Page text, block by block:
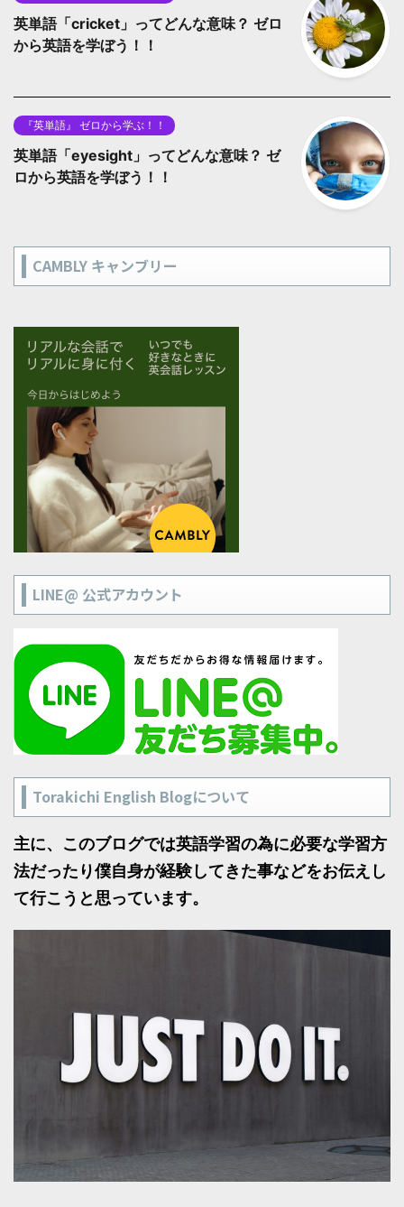
英単語「cricket」ってどんな意味？ ゼロ
から英語を学ぼう！！
『英単語』 ゼロから学ぶ！！
英単語「eyesight」ってどんな意味？ ゼ
ロから英語を学ぼう！！
CAMBLY キャンブリー
LINE@ 公式アカウント
Torakichi English Blogについて
主に、このブログでは英語学習の為に必要な学習方
法だったり僕自身が経験してきた事などをお伝えし
て行こうと思っています。